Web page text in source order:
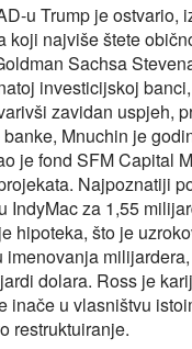
u Trump je ostvario,
koji najviše štete
Sachsa
investicijskoj
zavidan uspjeh,
Mnuchin je
je fond SFM Capital
Najpoznatiji
za 1,55
hipoteka, što je
dolara. Ross je
inače u vlasništvu
restruktuiranje.